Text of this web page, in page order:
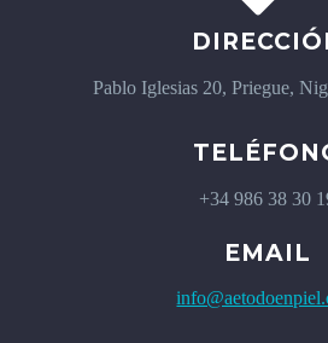
Pablo Iglesias 20, Priegue,
+34 986 38 30
EMAIL